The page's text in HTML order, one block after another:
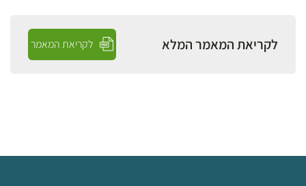
לקריאת המאמר המלא לקריאת המאמר